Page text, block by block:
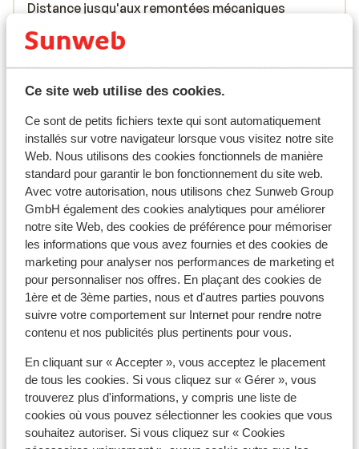
Ce site web utilise des cookies.
Ce sont de petits fichiers texte qui sont automatiquement
installés sur votre navigateur lorsque vous visitez notre site
Web. Nous utilisons des cookies fonctionnels de manière
standard pour garantir le bon fonctionnement du site web.
Avec votre autorisation, nous utilisons chez Sunweb Group
GmbH également des cookies analytiques pour améliorer
notre site Web, des cookies de préférence pour mémoriser
les informations que vous avez fournies et des cookies de
marketing pour analyser nos performances de marketing et
pour personnaliser nos offres. En plaçant des cookies de
1ère et de 3ème parties, nous et d'autres parties pouvons
suivre votre comportement sur Internet pour rendre notre
contenu et nos publicités plus pertinents pour vous.
En cliquant sur « Accepter », vous acceptez le placement
de tous les cookies. Si vous cliquez sur « Gérer », vous
trouverez plus d'informations, y compris une liste de
cookies où vous pouvez sélectionner les cookies que vous
souhaitez autoriser. Si vous cliquez sur « Cookies
Distance jusqu'aux remontées mécaniques
environ 50 mètres
Distance jusqu'a l'école de ski environ 200 mètres
Distance aux magasins les plus proches environ 50
mètres
Forfait, cours et matériel de ski
Forfait remontées mécaniques
Cours de ski
Matériel de ski
Autres hébergements - Galibier
Thabor
Village Club Neaclub La Pulka
Chalet Le Panoramic